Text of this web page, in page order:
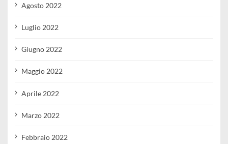
Agosto 2022
Luglio 2022
Giugno 2022
Maggio 2022
Aprile 2022
Marzo 2022
Febbraio 2022